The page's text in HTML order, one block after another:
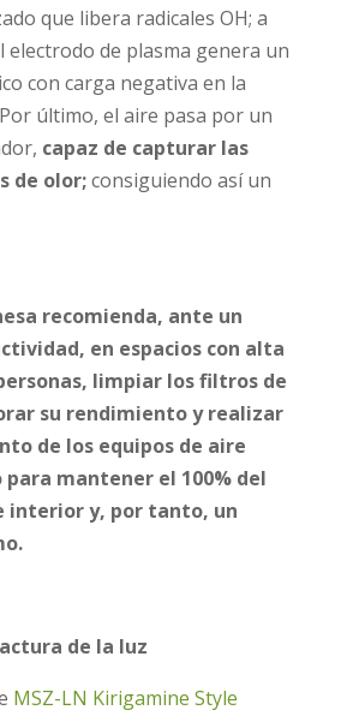
que libera radicales OH; a
electrodo de plasma genera un
con carga negativa en la
último, el aire pasa por un
capaz de capturar las
de olor;consiguiendo así un
recomienda, ante un
en espacios con alta
limpiar los filtros de
su rendimiento y realizar
de los equipos de aire
para mantener el 100% del
interior y, por tanto, un
de la luz
MSZ-LN Kirigamine Style